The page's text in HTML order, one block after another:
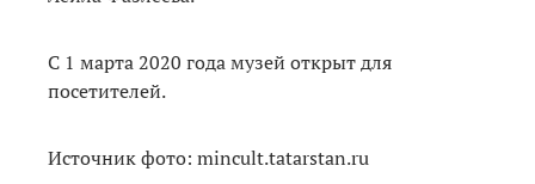
С 1 марта 2020 года музей открыт для
посетителей.
Источник фото: mincult.tatarstan.ru